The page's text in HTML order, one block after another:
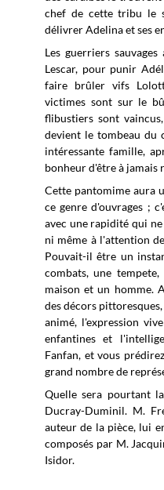
chef de cette tribu le
délivrer Adelina et ses
Les guerriers
Lescar, pour punir
faire brûler vifs
victimes sont sur le
flibustiers sont
devient le tombeau du
intéressante famille,
bonheur d'être à jamais
Cette pantomime aura
ce genre d'ouvrages ;
avec une rapidité qui
ni même à l'attention
Pouvait-il être un
combats, une
maison et un homme.
des décors
animé, l'expression
enfantines et
Fanfan, et vous
grand nombre de
Quelle sera pourtant
Ducray-Duminil. M.
auteur de la pièce, lui
composés par M.
Isidor.